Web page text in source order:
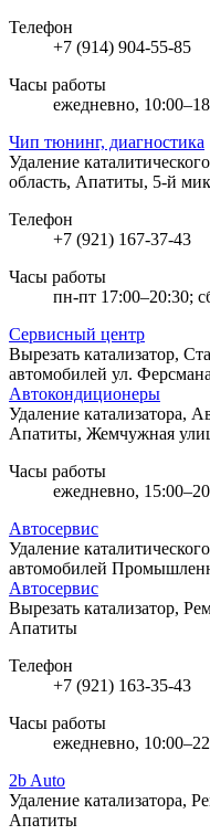
Телефон
+7 (914) 904-55-85
Часы работы
ежедневно,
Чип тюнинг, диагностика
Удаление
область, Апатиты, 5-й
Телефон
+7 (921) 167-37-43
Часы работы
пн-пт 17:00–20:30;
Сервисный центр
Вырезать катализатор,
автомобилей ул.
Автокондиционеры
Удаление катализатора,
Апатиты, Жемчужная
Часы работы
ежедневно,
Автосервис
Удаление
автомобилей
Автосервис
Вырезать катализатор,
Апатиты
Телефон
+7 (921) 163-35-43
Часы работы
ежедневно,
2b Auto
Удаление катализатора,
Апатиты